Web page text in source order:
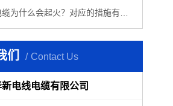
为什么会起火？对应的措施有哪些？
们 Contact Us
电线电缆有限公司